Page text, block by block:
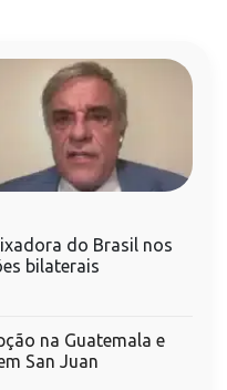
do Brasil nos
bilaterais
na Guatemala e
San Juan